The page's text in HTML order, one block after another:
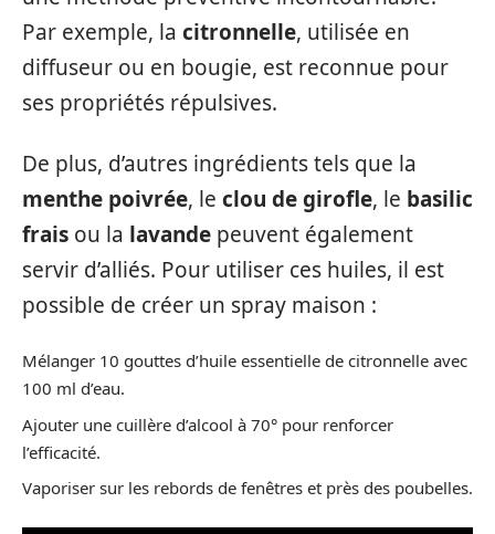
Par exemple, la citronnelle, utilisée en
diffuseur ou en bougie, est reconnue pour
ses propriétés répulsives.
De plus, d’autres ingrédients tels que la
menthe poivrée, le clou de girofle, le basilic
frais ou la lavande peuvent également
servir d’alliés. Pour utiliser ces huiles, il est
possible de créer un spray maison :
Mélanger 10 gouttes d’huile essentielle de citronnelle avec
100 ml d’eau.
Ajouter une cuillère d’alcool à 70° pour renforcer
l’efficacité.
Vaporiser sur les rebords de fenêtres et près des poubelles.